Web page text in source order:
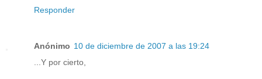
Responder
Anónimo 10 de diciembre de 2007 a las 19:24
...Y por cierto,